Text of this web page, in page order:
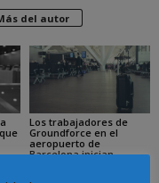
del autor
Los trabajadores de
Groundforce en el
aeropuerto de
Barcelona inician